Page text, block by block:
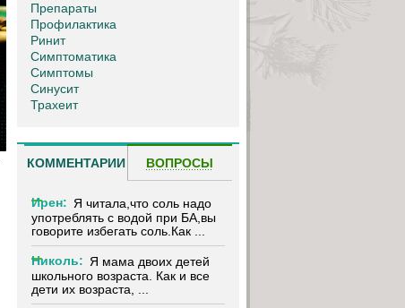
Препараты
Профилактика
Ринит
Симптоматика
Симптомы
Синусит
Трахеит
КОММЕНТАРИИ ВОПРОСЫ
Ирен: Я читала,что соль надо
употреблять с водой при БА,вы
говорите избегать соль.Как ...
Николь: Я мама двоих детей
школьного возраста. Как и все
дети их возраста, ...